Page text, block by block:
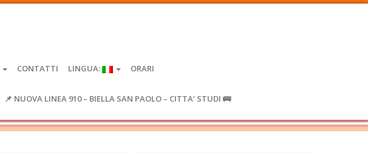
CONTATTI LINGUA: ORARI
📌 NUOVA LINEA 910 – BIELLA SAN PAOLO – CITTA’ STUDI 🚌